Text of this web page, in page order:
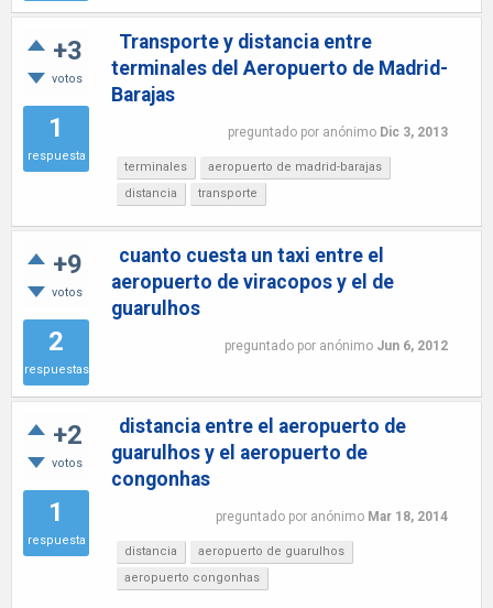
+3
votos
1
respuesta
Transporte y distancia entre
terminales del Aeropuerto de Madrid-
Barajas
preguntado por anónimo Dic 3, 2013
terminales
aeropuerto de madrid-barajas
distancia
transporte
+9
votos
2
respuestas
cuanto cuesta un taxi entre el
aeropuerto de viracopos y el de
guarulhos
preguntado por anónimo Jun 6, 2012
+2
votos
1
respuesta
distancia entre el aeropuerto de
guarulhos y el aeropuerto de
congonhas
preguntado por anónimo Mar 18, 2014
distancia
aeropuerto de guarulhos
aeropuerto congonhas